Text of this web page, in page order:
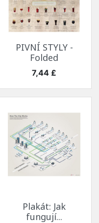
PIVNÍ STYLY -
Folded
Cena
7,44 £
Plakát: Jak
fungují...